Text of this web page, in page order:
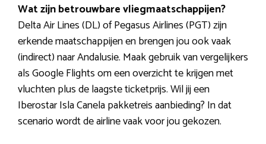
Wat zijn betrouwbare vliegmaatschappijen?
Delta Air Lines (DL) of Pegasus Airlines (PGT) zijn
erkende maatschappijen en brengen jou ook vaak
(indirect) naar Andalusie. Maak gebruik van vergelijkers
als Google Flights om een overzicht te krijgen met
vluchten plus de laagste ticketprijs. Wil jij een
Iberostar Isla Canela pakketreis aanbieding? In dat
scenario wordt de airline vaak voor jou gekozen.